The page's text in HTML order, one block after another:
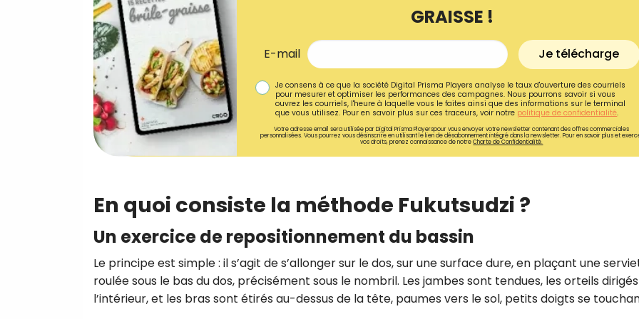
GRAISSE !
E-mail Je télécharge
Je consens à ce que la société Digital Prisma Players analyse le taux d'ouverture des courriels
pour mesurer et optimiser les performances des campagnes. Nous pourrons savoir si vous
ouvrez les courriels, l'heure à laquelle vous le faites ainsi que des informations sur le terminal
que vous utilisez. Pour en savoir plus sur ces traceurs, voir notre politique de confidentialité.
Votre adresse email sera utilisée par Digital Prisma Playerspour vous envoyer votre newsletter contenant des offres commerciales
personnalisées. Vous pourrez vous désinscrire en utilisant le lien de désabonnement intégré dans la newsletter. Pour en savoir plus et
vos droits, prenez connaissance de notreCharte de Confidentialité.
En quoi consiste la méthode Fukutsudzi ?
Un exercice de repositionnement du bassin
Le principe est simple : il s’agit de s’allonger sur le dos, sur une surface dure, en plaçant une
roulée sous le bas du dos, précisément sous le nombril. Les jambes sont tendues, les orteils
l’intérieur, et les bras sont étirés au-dessus de la tête, paumes vers le sol, petits doigts se
Recevez gratuitement
recettes inédites de
!